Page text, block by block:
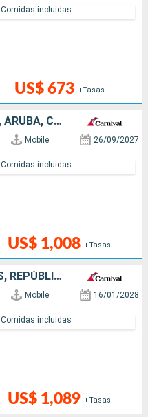
US$ 673 +Tasas
Comidas incluidas
ESTADOS UNIDOS, JAMAICA, ARUBA, COLOMBIA, PANAMÁ, COSTA RICA, MÉXICO
Mobile 26/09/2027
US$ 1,008 +Tasas
Comidas incluidas
ESTADOS UNIDOS, BAHAMAS, REPÚBLICA DOMINICANA, PUERTO RICO, ARUBA, JAMAICA
Mobile 16/01/2028
US$ 1,089 +Tasas
Comidas incluidas